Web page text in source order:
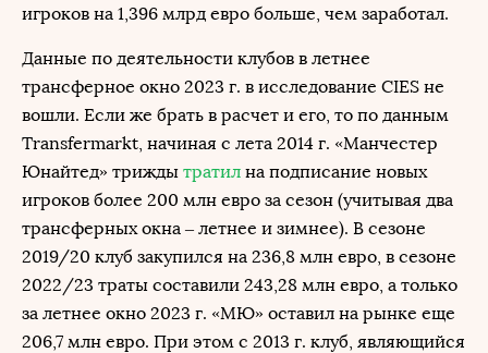
игроков на 1,396 млрд евро больше, чем заработал.
Данные по деятельности клубов в летнее
трансферное окно 2023 г. в исследование CIES не
вошли. Если же брать в расчет и его, то по данным
Transfermarkt, начиная с лета 2014 г. «Манчестер
Юнайтед» трижды тратил на подписание новых
игроков более 200 млн евро за сезон (учитывая два
трансферных окна – летнее и зимнее). В сезоне
2019/20 клуб закупился на 236,8 млн евро, в сезоне
2022/23 траты составили 243,28 млн евро, а только
за летнее окно 2023 г. «МЮ» оставил на рынке еще
206,7 млн евро. При этом с 2013 г. клуб, являющийся